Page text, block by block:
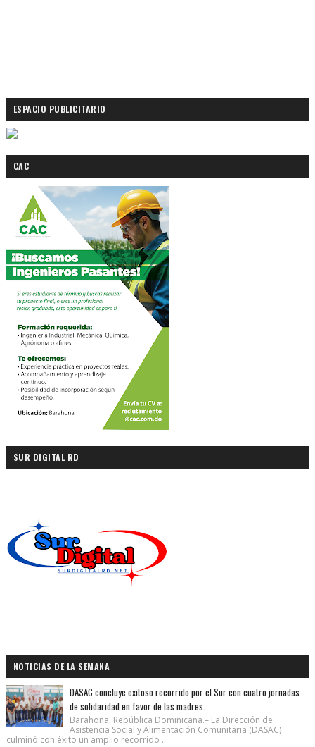
ESPACIO PUBLICITARIO
CAC
SUR DIGITAL RD
NOTICIAS DE LA SEMANA
DASAC concluye exitoso recorrido por el Sur con cuatro jornadas
de solidaridad en favor de las madres.
Barahona, República Dominicana.– La Dirección de
Asistencia Social y Alimentación Comunitaria (DASAC)
culminó con éxito un amplio recorrido ...